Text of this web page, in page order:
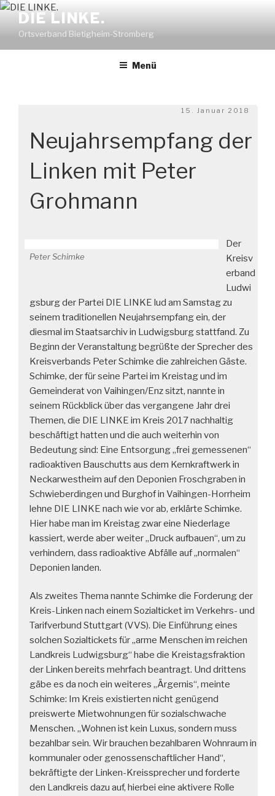
Zum
Inhalt
springen
DIE LINKE.
Ortsverband Bietigheim-Stromberg
Menü
Veröffentlicht
15. Januar 2018
Neujahrsempfang der
Linken mit Peter
Grohmann
Peter Schimke
Der
Kreisv
erband
Ludwi
gsburg der Partei DIE LINKE lud am Samstag zu
seinem traditionellen Neujahrsempfang ein, der
diesmal im Staatsarchiv in Ludwigsburg stattfand. Zu
Beginn der Veranstaltung begrüßte der Sprecher des
Kreisverbands Peter Schimke die zahlreichen Gäste.
Schimke, der für seine Partei im Kreistag und im
Gemeinderat von Vaihingen/Enz sitzt, nannte in
seinem Rückblick über das vergangene Jahr drei
Themen, die DIE LINKE im Kreis 2017 nachhaltig
beschäftigt hatten und die auch weiterhin von
Bedeutung sind: Eine Entsorgung „frei gemessenen“
radioaktiven Bauschutts aus dem Kernkraftwerk in
Neckarwestheim auf den Deponien Froschgraben in
Schwieberdingen und Burghof in Vaihingen-Horrheim
lehne DIE LINKE nach wie vor ab, erklärte Schimke.
Hier habe man im Kreistag zwar eine Niederlage
kassiert, werde aber weiter „Druck aufbauen“, um zu
verhindern, dass radioaktive Abfälle auf „normalen“
Deponien landen.
Als zweites Thema nannte Schimke die Forderung der
Kreis-Linken nach einem Sozialticket im Verkehrs- und
Tarifverbund Stuttgart (VVS). Die Einführung eines
solchen Sozialtickets für „arme Menschen im reichen
Landkreis Ludwigsburg“ habe die Kreistagsfraktion
der Linken bereits mehrfach beantragt. Und drittens
gäbe es da noch ein weiteres „Ärgernis“, meinte
Schimke: Im Kreis existierten nicht genügend
preiswerte Mietwohnungen für sozialschwache
Menschen. „Wohnen ist kein Luxus, sondern muss
bezahlbar sein. Wir brauchen bezahlbaren Wohnraum in
kommunaler oder genossenschaftlicher Hand“,
bekräftigte der Linken-Kreissprecher und forderte
den Landkreis dazu auf, hierbei eine aktivere Rolle